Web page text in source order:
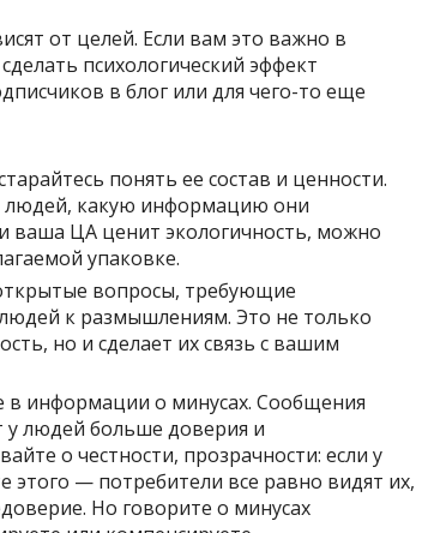
от целей. Если вам это важно в
психологический эффект
в блог или для чего-то еще
понять ее состав и ценности.
какую информацию они
ваша ЦА ценит экологичность, можно
упаковке.
вопросы, требующие
к размышлениям. Это не только
но и сделает их связь с вашим
информации о минусах. Сообщения
людей больше доверия и
о честности, прозрачности: если у
этого — потребители все равно видят их,
Но говорите о минусах